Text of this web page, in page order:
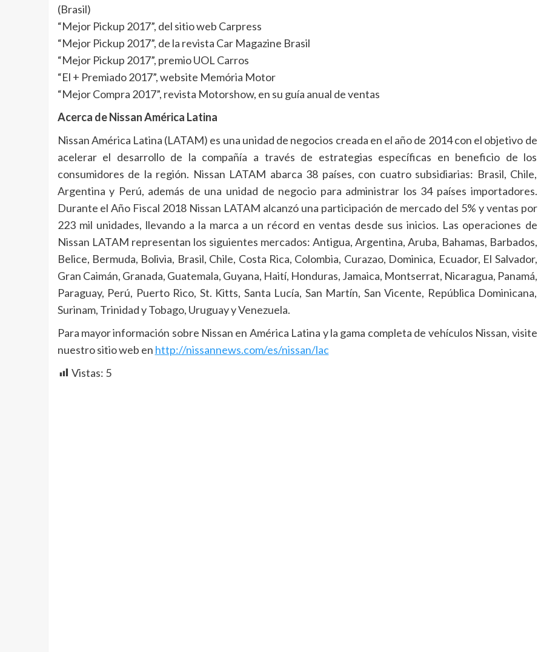
(Brasil)
“Mejor Pickup 2017”, del sitio web Carpress
“Mejor Pickup 2017”, de la revista Car Magazine Brasil
“Mejor Pickup 2017”, premio UOL Carros
“El + Premiado 2017”, website Memória Motor
“Mejor Compra 2017”, revista Motorshow, en su guía anual de ventas
Acerca de Nissan América Latina
Nissan América Latina (LATAM) es una unidad de negocios creada en el año de 2014 con el objetivo de
acelerar el desarrollo de la compañía a través de estrategias específicas en beneficio de los
consumidores de la región. Nissan LATAM abarca 38 países, con cuatro subsidiarias: Brasil, Chile,
Argentina y Perú, además de una unidad de negocio para administrar los 34 países importadores.
Durante el Año Fiscal 2018 Nissan LATAM alcanzó una participación de mercado del 5% y ventas por
223 mil unidades, llevando a la marca a un récord en ventas desde sus inicios. Las operaciones de
Nissan LATAM representan los siguientes mercados: Antigua, Argentina, Aruba, Bahamas, Barbados,
Belice, Bermuda, Bolivia, Brasil, Chile, Costa Rica, Colombia, Curazao, Dominica, Ecuador, El Salvador,
Gran Caimán, Granada, Guatemala, Guyana, Haití, Honduras, Jamaica, Montserrat, Nicaragua, Panamá,
Paraguay, Perú, Puerto Rico, St. Kitts, Santa Lucía, San Martín, San Vicente, República Dominicana,
Surinam, Trinidad y Tobago, Uruguay y Venezuela.
Para mayor información sobre Nissan en América Latina y la gama completa de vehículos Nissan, visite
nuestro sitio web en http://nissannews.com/es/nissan/lac
Vistas: 5